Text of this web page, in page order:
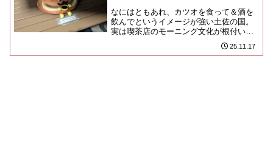
なにはともあれ、カツオを食って＆酒を
飲んでというイメージが強い土佐の国。
実は喫茶店のモーニング文化が根付いた
土地であることを、皆さんはご存知だっ
たでしょうか？私は今回初めて... 25.11.17